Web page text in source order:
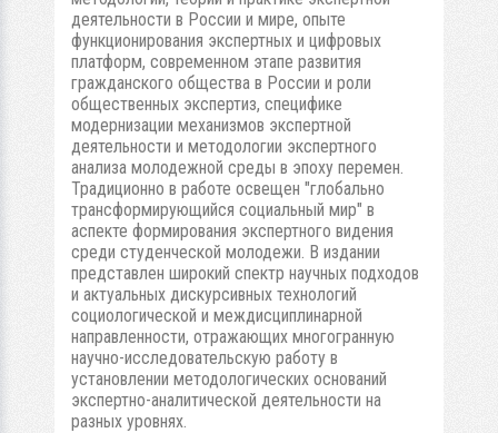
деятельности в России и мире, опыте
функционирования экспертных и цифровых
платформ, современном этапе развития
гражданского общества в России и роли
общественных экспертиз, специфике
модернизации механизмов экспертной
деятельности и методологии экспертного
анализа молодежной среды в эпоху перемен.
Традиционно в работе освещен "глобально
трансформирующийся социальный мир" в
аспекте формирования экспертного видения
среди студенческой молодежи. В издании
представлен широкий спектр научных подходов
и актуальных дискурсивных технологий
социологической и междисциплинарной
направленности, отражающих многогранную
научно-исследовательскую работу в
установлении методологических оснований
экспертно-аналитической деятельности на
разных уровнях.